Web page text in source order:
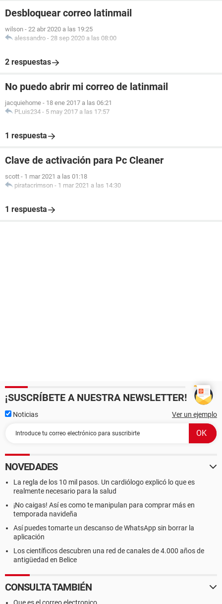
Desbloquear correo latinmail
wilson - 22 abr 2020 a las 19:25
alessandro - 28 sep 2020 a las 08:00
2 respuestas
No puedo abrir mi correo de latinmail
jacquiehome - 18 ene 2017 a las 06:21
PLuis234 - 5 may 2017 a las 17:57
1 respuesta
Clave de activación para Pc Cleaner
scott - 1 mar 2021 a las 01:18
piratacrimson - 1 mar 2021 a las 14:30
1 respuesta
¡SUSCRÍBETE A NUESTRA NEWSLETTER!
Noticias Ver un ejemplo
NOVEDADES
La regla de los 10 mil pasos. Un cardiólogo explicó lo que es
realmente necesario para la salud
¡No caigas! Así es como te manipulan para comprar más en
temporada navideña
Así puedes tomarte un descanso de WhatsApp sin borrar la
aplicación
Los científicos descubren una red de canales de 4.000 años de
antigüedad en Belice
CONSULTA TAMBIÉN